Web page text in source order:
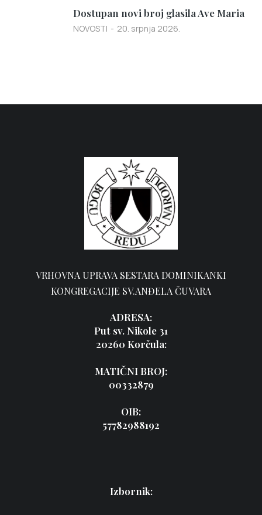
Dostupan novi broj glasila Ave Maria
NOVOSTI 20. srpnja 2026.
VRHOVNA UPRAVA SESTARA DOMINIKANKI
KONGREGACIJE SV.ANĐELA ČUVARA
ADRESA:
Put sv. Nikole 31
20260 Korčula:
MATIČNI BROJ:
00332879
OIB:
57782988192
Izbornik: